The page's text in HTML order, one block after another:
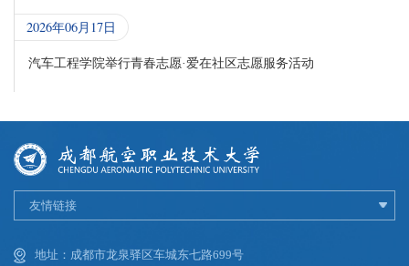
2026年06月17日
汽车工程学院举行青春志愿·爱在社区志愿服务活动
友情链接
地址：成都市龙泉驿区车城东七路699号